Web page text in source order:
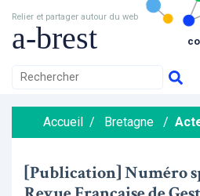
Relier et partager autour du web
a-brest
Accueil / Bretagne /
[Publication] Numéro